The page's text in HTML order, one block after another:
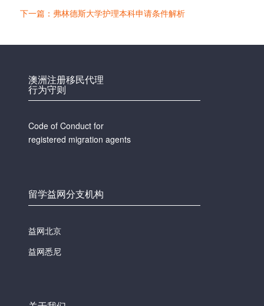
下一篇：弗林德斯大学护理本科申请条件解析
澳洲注册移民代理
行为守则
Code of Conduct for
registered migration agents
留学益网分支机构
益网北京
益网悉尼